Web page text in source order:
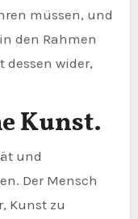
müssen, und
den Rahmen
dessen wider,
Kunst.
und
Der Mensch
Kunst zu